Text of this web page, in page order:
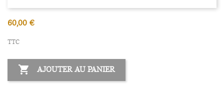
60,00 €
TTC
 AJOUTER AU PANIER